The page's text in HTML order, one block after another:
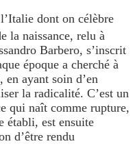
dont on célèbre
la naissance, relu à
Barbero, s’inscrit
époque a cherché à
en ayant soin d’en
la radicalité. C’est un
qui naît comme rupture,
établi, est ensuite
d’être rendu